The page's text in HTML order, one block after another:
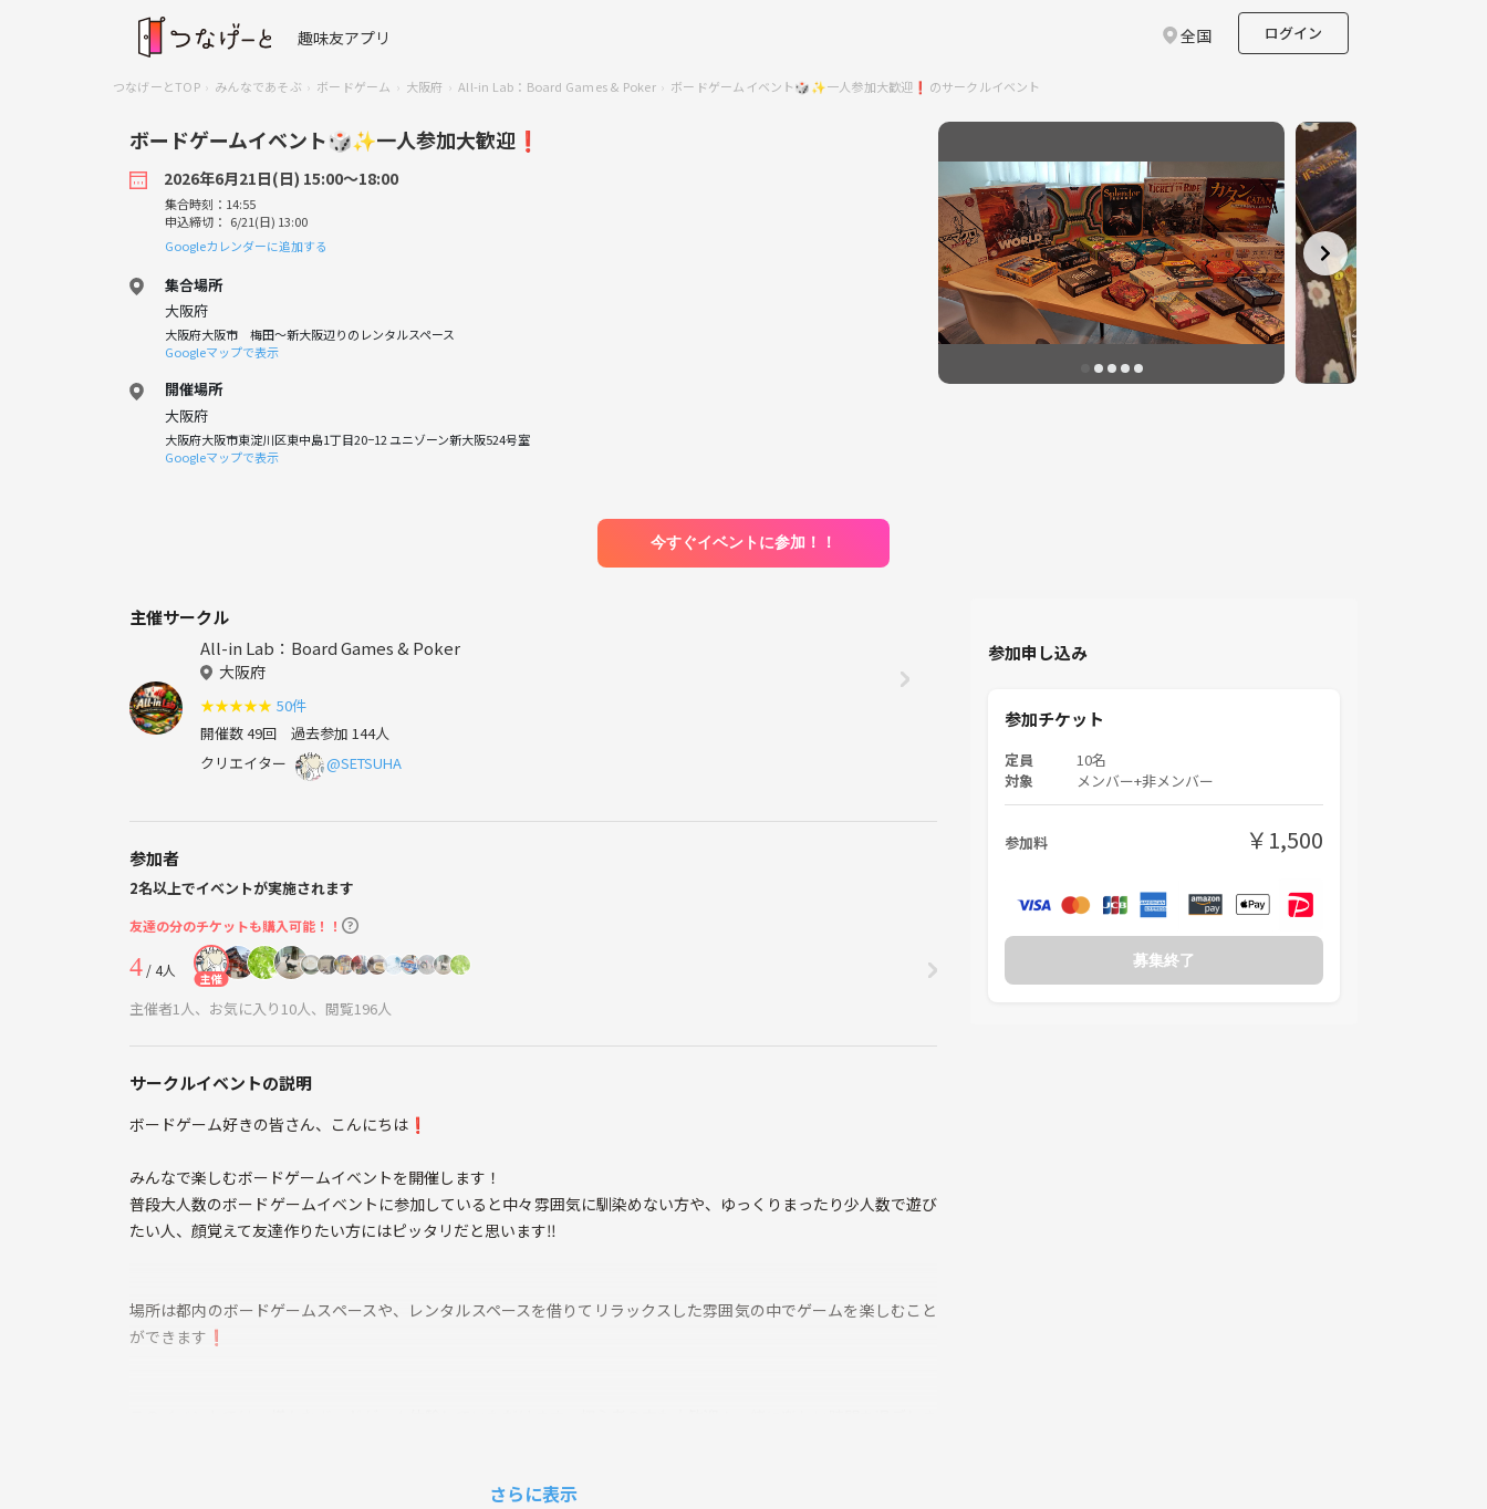
趣味友アプリ 全国 ログイン
つなげーとTOP みんなであそぶ ボードゲーム 大阪府 All-in Lab：Board Games & Poker ボードゲームイベント🎲✨一人参加大歓迎❗️のサークルイベント
ボードゲームイベント🎲✨一人参加大歓迎❗️
2026年6月21日(日) 15:00〜18:00
集合時刻：14:55
申込締切： 6/21(日) 13:00
Googleカレンダーに追加する
集合場所
大阪府
大阪府大阪市 梅田〜新大阪辺りのレンタルスペース
Googleマップで表示
開催場所
大阪府
大阪府大阪市東淀川区東中島1丁目20−12 ユニゾーン新大阪524号室
Googleマップで表示
今すぐイベントに参加！！
主催サークル
All-in Lab：Board Games & Poker
大阪府
★★★★★ 50件
開催数 49回 過去参加 144人
クリエイター
@SETSUHA
参加者
2名以上でイベントが実施されます
友達の分のチケットも購入可能！！
4 / 4人 主催
主催者1人、お気に入り10人、閲覧196人
サークルイベントの説明
ボードゲーム好きの皆さん、こんにちは❗️
みんなで楽しむボードゲームイベントを開催します！
普段大人数のボードゲームイベントに参加していると中々雰囲気に馴染めない方や、ゆっくりまったり少人数で遊び
たい人、顔覚えて友達作りたい方にはピッタリだと思います‼️
場所は都内のボードゲームスペースや、レンタルスペースを借りてリラックスした雰囲気の中でゲームを楽しむこと
ができます❗️
さらに表示
参加申し込み
参加チケット
定員 10名
対象 メンバー+非メンバー
参加料 ￥1,500
募集終了